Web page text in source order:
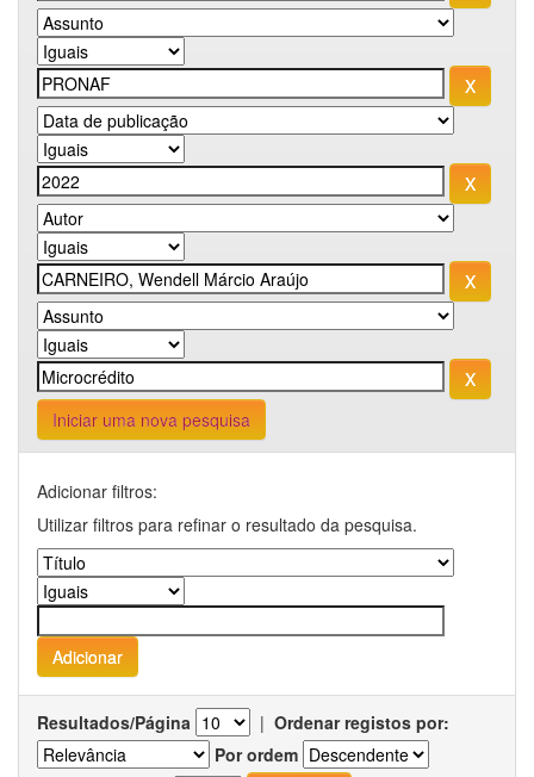
Iniciar uma nova pesquisa
Adicionar filtros:
Utilizar filtros para refinar o resultado da pesquisa.
Resultados/Página | Ordenar registos por:
Por ordem